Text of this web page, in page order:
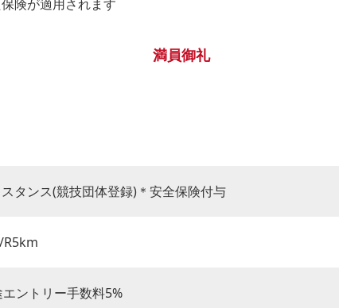
険が適用されます
満員御礼
タンス(競技団体登録)＊安全保険付与
ントリー手数料5%